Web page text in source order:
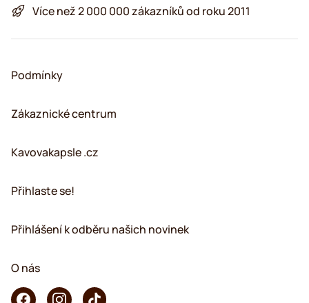
Více než 2 000 000 zákazníků od roku 2011
Podmínky
Zákaznické centrum
Kavovakapsle .cz
Přihlaste se!
Přihlášení k odběru našich novinek
O nás